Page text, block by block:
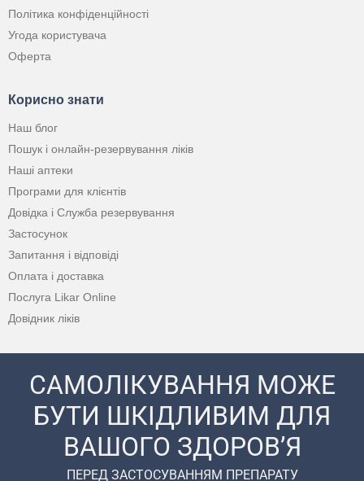
Політика конфіденційності
Угода користувача
Оферта
Корисно знати
Наш блог
Пошук і онлайн-резервування ліків
Наші аптеки
Програми для клієнтів
Довідка і Служба резервування
Застосунок
Запитання і відповіді
Оплата і доставка
Послуга Likar Online
Довідник ліків
САМОЛІКУВАННЯ МОЖЕ
БУТИ ШКІДЛИВИМ ДЛЯ
ВАШОГО ЗДОРОВ’Я
ПЕРЕД ЗАСТОСУВАННЯМ ПРЕПАРАТУ